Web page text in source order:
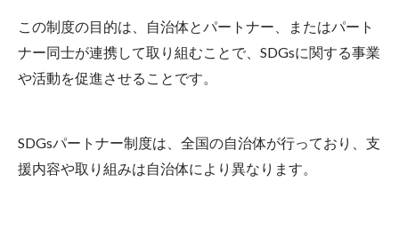
この制度の目的は、自治体とパートナー、またはパート
ナー同士が連携して取り組むことで、SDGsに関する事業
や活動を促進させることです。
SDGsパートナー制度は、全国の自治体が行っており、支
援内容や取り組みは自治体により異なります。